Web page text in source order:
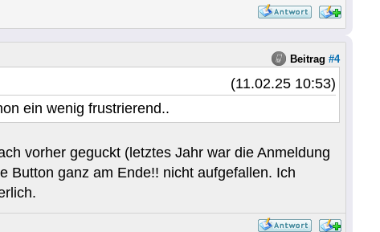
Beitrag #4
(11.02.25 10:53)
ein wenig frustrierend..
vorher geguckt (letztes Jahr war die Anmeldung
Button ganz am Ende!! nicht aufgefallen. Ich